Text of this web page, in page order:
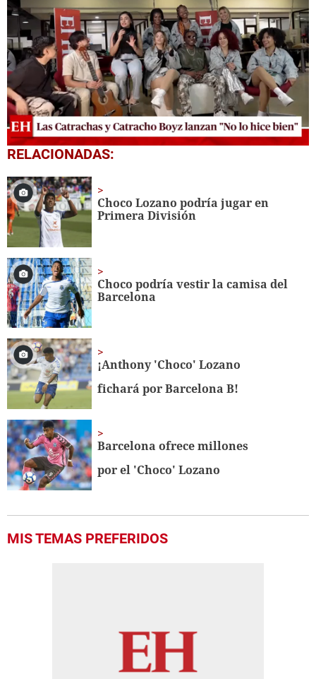
0
seconds
12
minutes,
1
second
RELACIONADAS:
Choco Lozano podría jugar en
Primera División
Choco podría vestir la camisa del
Barcelona
¡Anthony 'Choco' Lozano
fichará por Barcelona B!
Barcelona ofrece millones
por el 'Choco' Lozano
MIS TEMAS PREFERIDOS